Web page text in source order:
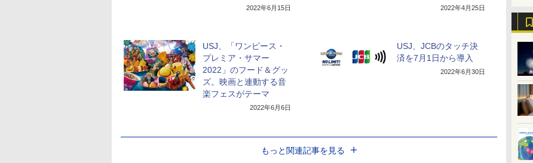
2022年6月15日 2022年4月25日
USJ、「ワンピース・
プレミア・サマー
2022」のフード＆グッ
ズ。映画と連動する音
楽フェスがテーマ
2022年6月6日
USJ、JCBのタッチ決
済を7月1日から導入
2022年6月30日
もっと関連記事を見る